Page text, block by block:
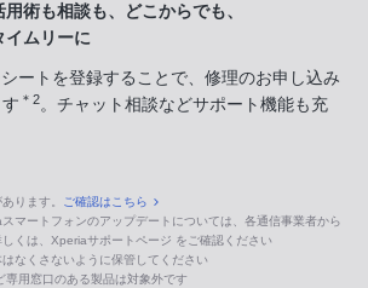
用術も相談も、どこからでも、
イムリーに
ートを登録することで、修理のお申し込み
＊2。チャット相談などサポート機能も充
ります。 ご確認はこちら
マートフォンのアップデートについては、各通信事業者から
くは、Xperiaサポートページ をご確認ください
なくさないように保管してください
用窓口のある製品は対象外です